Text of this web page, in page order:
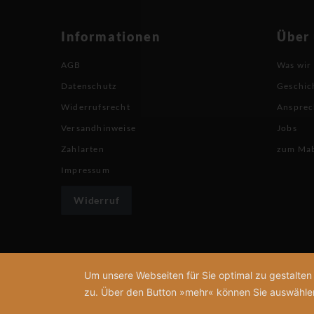
Informationen
AGB
Datenschutz
Widerrufsrecht
Versandhinweise
Zahlarten
Impressum
Widerruf
Über
Was wir
Jobs
zum
Um unsere Webseiten für Sie optimal zu
zu. Über den Button »mehr« können Sie